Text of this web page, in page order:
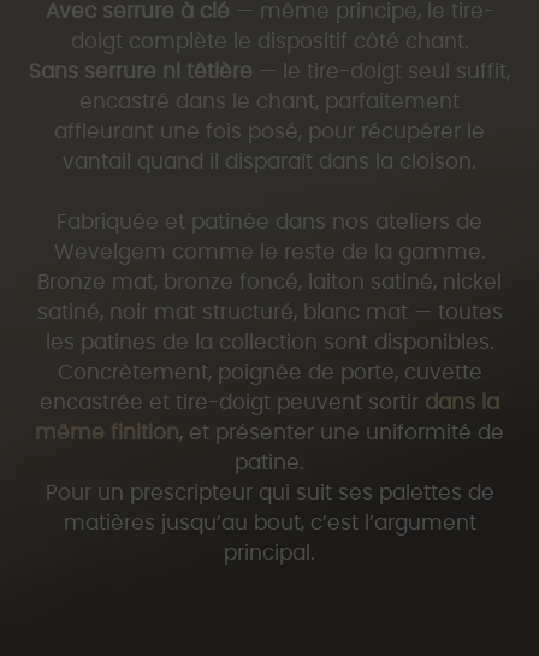
Avec serrure à clé — même principe, le tire-
doigt complète le dispositif côté chant.
Sans serrure ni têtière — le tire-doigt seul suffit,
encastré dans le chant, parfaitement
affleurant une fois posé, pour récupérer le
vantail quand il disparaît dans la cloison.
Fabriquée et patinée dans nos ateliers de
Wevelgem comme le reste de la gamme.
Bronze mat, bronze foncé, laiton satiné, nickel
satiné, noir mat structuré, blanc mat — toutes
les patines de la collection sont disponibles.
Concrètement, poignée de porte, cuvette
encastrée et tire-doigt peuvent sortir dans la
même finition, et présenter une uniformité de
patine.
Pour un prescripteur qui suit ses palettes de
matières jusqu’au bout, c’est l’argument
principal.